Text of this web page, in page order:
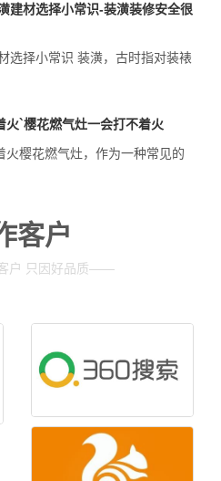
建材选择小常识-装潢装修安全很
选择小常识 装潢，古时指对装裱
火`樱花燃气灶一会打不着火
火樱花燃气灶，作为一种常见的
客户
户 只因好品质——